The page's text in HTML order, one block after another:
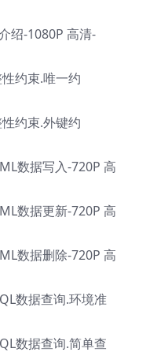
绍-1080P 高清-
约束.唯一约
约束.外键约
数据写入-720P 高
数据更新-720P 高
数据删除-720P 高
数据查询.环境准
数据查询.简单查